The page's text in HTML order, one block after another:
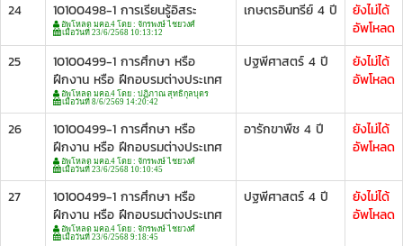
24
10100498-1 การเรียนรู้อิสระ
อัพโหลด มคอ.4 โดย : จักรพงษ์ ไชยวงศ์
เมื่อวันที่ 23/6/2568 10:13:12
เกษตรอินทรีย์ 4 ปี
ยังไม่ได้
อัพโหลด
25
10100499-1 การศึกษา หรือ
ฝึกงาน หรือ ฝึกอบรมต่างประเทศ
อัพโหลด มคอ.4 โดย : ปฏิภาณ สุทธิกุลบุตร
เมื่อวันที่ 8/6/2569 14:20:42
ปฐพีศาสตร์ 4 ปี
ยังไม่ได้
อัพโหลด
26
10100499-1 การศึกษา หรือ
ฝึกงาน หรือ ฝึกอบรมต่างประเทศ
อัพโหลด มคอ.4 โดย : จักรพงษ์ ไชยวงศ์
เมื่อวันที่ 23/6/2568 10:10:45
อารักขาพืช 4 ปี
ยังไม่ได้
อัพโหลด
27
10100499-1 การศึกษา หรือ
ฝึกงาน หรือ ฝึกอบรมต่างประเทศ
อัพโหลด มคอ.4 โดย : จักรพงษ์ ไชยวงศ์
เมื่อวันที่ 23/6/2568 9:18:45
ปฐพีศาสตร์ 4 ปี
ยังไม่ได้
อัพโหลด